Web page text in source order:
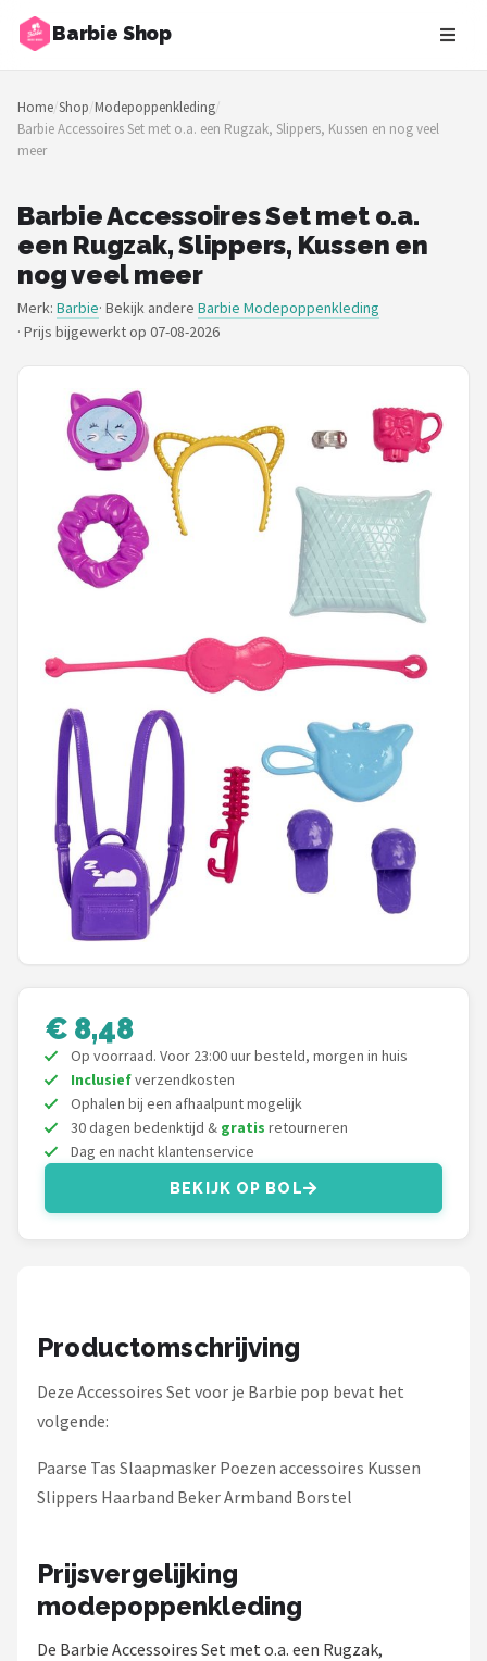
Barbie Shop
Zoeken
NAVIGATIE
Shop
Merken
Blog
Barbies
Poppen
Meubeltjes
POPULAIRE MERKEN
Barbie
Mattel
Götz
Rainbow High
Disney
Corolle
Heless
L.O.L. Surprise!
Alle merken →
Home/Shop/Modepoppenkleding/
Barbie Accessoires Set met o.a. een Rugzak, Slippers, Kussen en nog veel
meer
Barbie Accessoires Set met o.a.
een Rugzak, Slippers, Kussen en
nog veel meer
Merk: Barbie· Bekijk andere Barbie Modepoppenkleding
· Prijs bijgewerkt op 07-08-2026
€ 8,48
Op voorraad. Voor 23:00 uur besteld, morgen in huis
Inclusiefverzendkosten
Ophalen bij een afhaalpunt mogelijk
30 dagen bedenktijd & gratis retourneren
Dag en nacht klantenservice
BEKIJK OP BOL
Productomschrijving
Deze Accessoires Set voor je Barbie pop bevat het
volgende:
Paarse Tas Slaapmasker Poezen accessoires Kussen
Slippers Haarband Beker Armband Borstel
Prijsvergelijking
modepoppenkleding
De Barbie Accessoires Set met o.a. een Rugzak,